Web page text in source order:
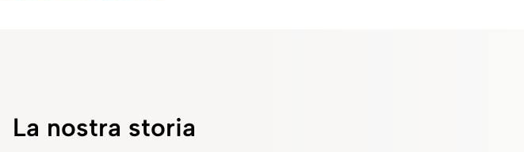
La nostra storia